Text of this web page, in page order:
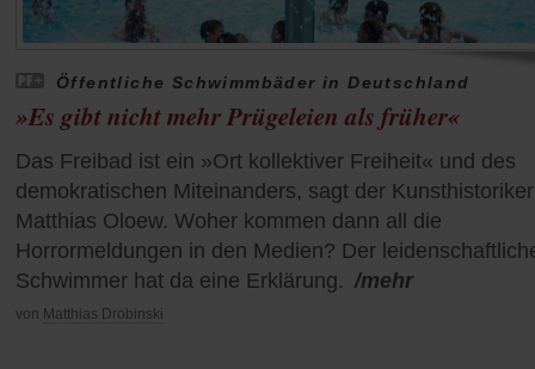
Öffentliche Schwimmbäder in Deutschland
»Es gibt nicht mehr Prügeleien als früher«
Das Freibad ist ein »Ort kollektiver Freiheit« und des
demokratischen Miteinanders, sagt der Kunsthistoriker
Matthias Oloew. Woher kommen dann all die
Horrormeldungen in den Medien? Der
Schwimmer hat da eine Erklärung. /mehr
von Matthias Drobinski